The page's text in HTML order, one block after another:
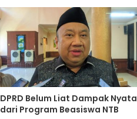
DPRD Belum Liat Dampak Nyata
dari Program Beasiswa NTB